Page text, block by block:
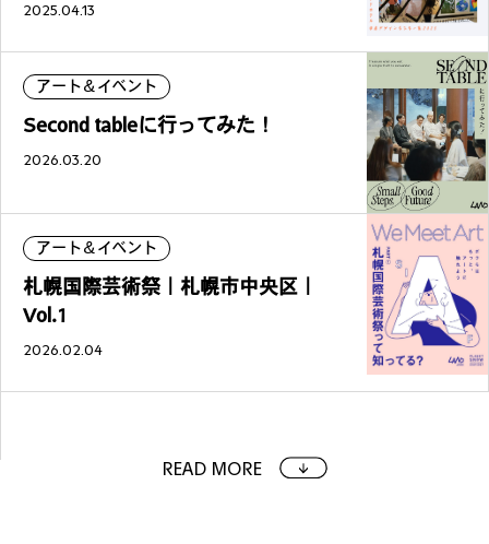
2025.04.13
アート＆イベント
Second tableに行ってみた！
2026.03.20
アート＆イベント
札幌国際芸術祭｜札幌市中央区｜
Vol.1
2026.02.04
READ MORE